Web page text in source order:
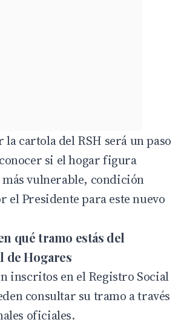
la cartola del RSH será un paso
si el hogar figura
vulnerable, condición
el Presidente para este nuevo
qué tramo estás del
de Hogares
inscritos en el Registro Social
consultar su tramo a través
oficiales.